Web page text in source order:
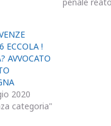
ECCOLA !
AVVOCATO
2020
categoria"